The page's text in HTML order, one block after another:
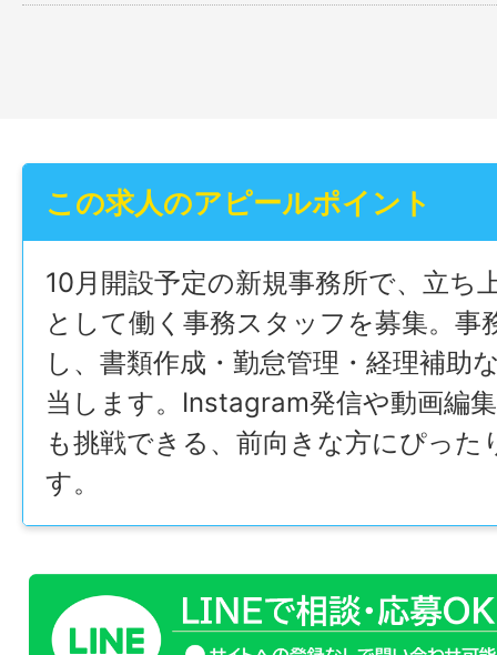
この求人のアピールポイント
10月開設予定の新規事務所で、立ち
として働く事務スタッフを募集。事
し、書類作成・勤怠管理・経理補助
当します。Instagram発信や動画編
も挑戦できる、前向きな方にぴった
す。